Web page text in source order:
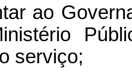
ao
serviço;